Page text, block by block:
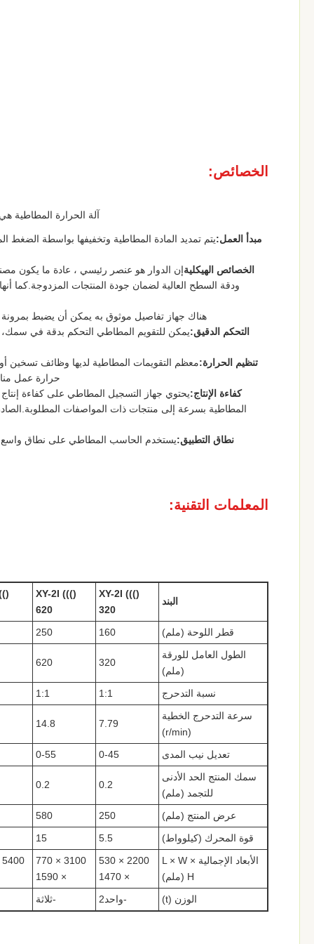
الخصائص:
آلة الحرارة المطاطية
مبدأ العمل:يتم تمديد المادة المطاطية وتخفيفها بواسطة الضغط
الخصائص الهيكليةإن الدوار هو عنصر رئيسي ، عادة ما يكون
ودقة السطح العالية لضمان جودة المنتجات
هناك جهاز تفاصيل موثوق به يمكن أن يضبط بمرونة
التحكم الدقيق:يمكن للتقويم المطاطي التحكم بدقة في سمك،
تنظيم الحرارة:معظم التقويمات المطاطية لديها وظائف تسخين
حرارة عمل مناسبة، عموما بين 50 و 150
كفاءة الإنتاج:يحتوي جهاز التسجيل المطاطي على كفاءة
المطاطية بسرعة إلى منتجات ذات المواصفات
نطاق التطبيق:يستخدم الحاسب المطاطي على نطاق واسع في
المعلمات التقنية:
البند
XY-2I ((()
320
XY-2I ((()
620
قطر اللوحة (ملم)
160
250
الطول العامل للورقة
(ملم)
320
620
نسبة التدحرج 1:1
1:1
سرعة التدحرج الخطية
(r/min)
7.79
14.8
تعديل نيب المدى 0-45
0-55
سمك المنتج الحد الأدنى
للتجمد (ملم)
0.2
0.2
عرض المنتج (ملم) 250
580
قوة المحرك (كيلوواط)
5.5
15
الأبعاد الإجمالية L × W ×
H (ملم)
2200 × 530
× 1470
3100 × 770
× 1590
الوزن (t)
-واحد2 -ثلاثة